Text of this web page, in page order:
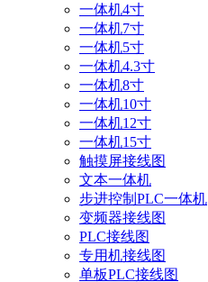
一体机4寸
一体机7寸
一体机5寸
一体机4.3寸
一体机8寸
一体机10寸
一体机12寸
一体机15寸
触摸屏接线图
文本一体机
步进控制PLC一体机
变频器接线图
PLC接线图
专用机接线图
单板PLC接线图